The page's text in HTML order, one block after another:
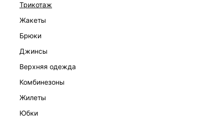
трикотаж
жакеты
брюки
джинсы
верхняя одежда
комбинезоны
жилеты
юбки